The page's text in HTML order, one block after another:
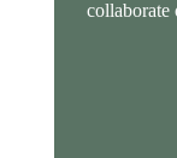
collaborate